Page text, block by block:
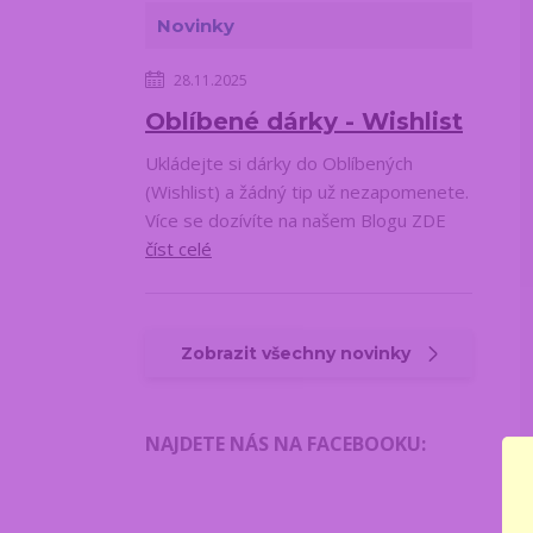
Novinky
28.11.2025
Oblíbené dárky - Wishlist
Ukládejte si dárky do Oblíbených
(Wishlist) a žádný tip už nezapomenete.
Více se dozívíte na našem Blogu ZDE
číst celé
Zobrazit všechny novinky
NAJDETE NÁS NA FACEBOOKU: